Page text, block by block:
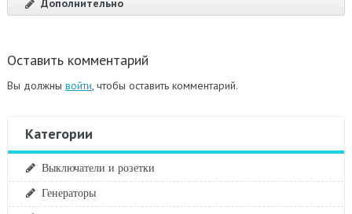
Дополнительно
Оставить комментарий
Вы должны войти , чтобы оставить комментарий.
Категории
Выключатели и розетки
Генераторы